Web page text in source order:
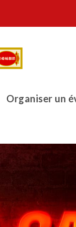
Organiser un